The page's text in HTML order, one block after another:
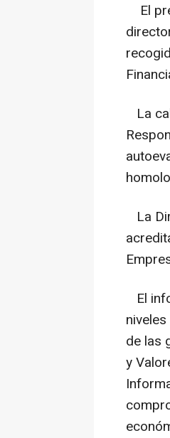
El
La
La
El
de las
y